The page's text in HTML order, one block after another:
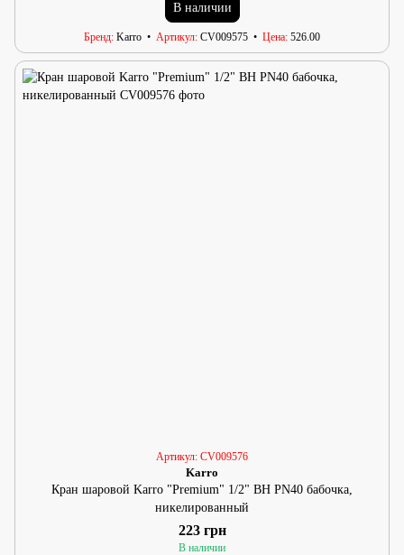
В наличии
Бренд Karro Артикул CV009575 Цена 526.00
Артикул: CV009576
Karro
Кран шаровой Karro "Premium" 1/2" ВН PN40 бабочка,
никелированный
223 грн
В наличии